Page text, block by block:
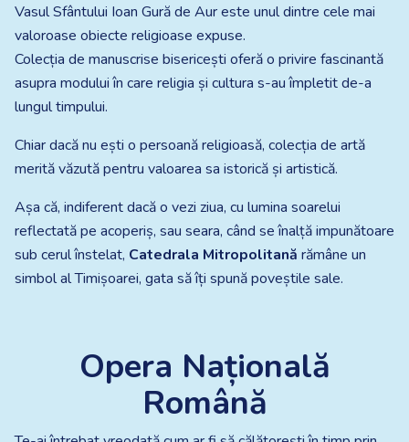
Vasul Sfântului Ioan Gură de Aur este unul dintre cele mai
valoroase obiecte religioase expuse.
Colecția de manuscrise bisericești oferă o privire fascinantă
asupra modului în care religia și cultura s-au împletit de-a
lungul timpului.
Chiar dacă nu ești o persoană religioasă, colecția de artă
merită văzută pentru valoarea sa istorică și artistică.
Așa că, indiferent dacă o vezi ziua, cu lumina soarelui
reflectată pe acoperiș, sau seara, când se înalță impunătoare
sub cerul înstelat, Catedrala Mitropolitană rămâne un
simbol al Timișoarei, gata să îți spună poveștile sale.
Opera Națională
Română